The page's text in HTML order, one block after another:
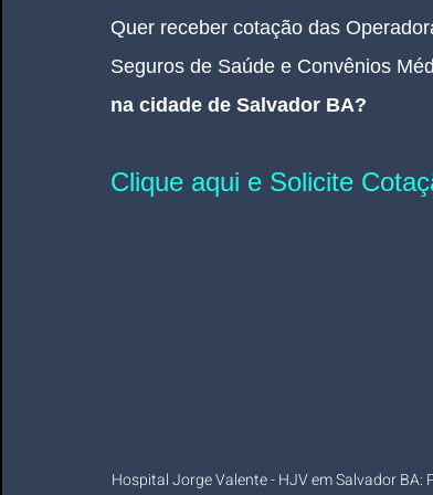
Quer receber cotação das
Seguros de Saúde e Convênios
na cidade de Salvador BA?
Clique aqui e Solicite
Hospital Jorge Valente - HJV em Salvador BA: